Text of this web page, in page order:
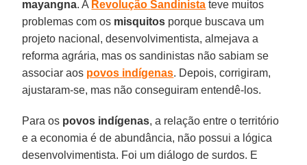
mayangna. A Revolução Sandinista teve muitos
problemas com os misquitos porque buscava um
projeto nacional, desenvolvimentista, almejava a
reforma agrária, mas os sandinistas não sabiam se
associar aos povos indígenas. Depois, corrigiram,
ajustaram-se, mas não conseguiram entendê-los.
Para os povos indígenas, a relação entre o território
e a economia é de abundância, não possui a lógica
desenvolvimentista. Foi um diálogo de surdos. E